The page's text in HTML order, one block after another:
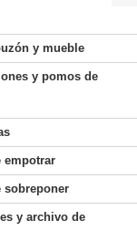
y mueble
y pomos de
empotrar
sobreponer
y archivo de